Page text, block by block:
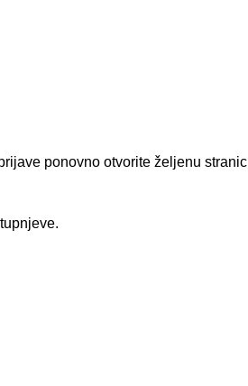
ponovno otvorite željenu